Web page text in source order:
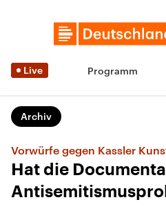
Live Programm
Archiv
Vorwürfe gegen Kassler
Hat die